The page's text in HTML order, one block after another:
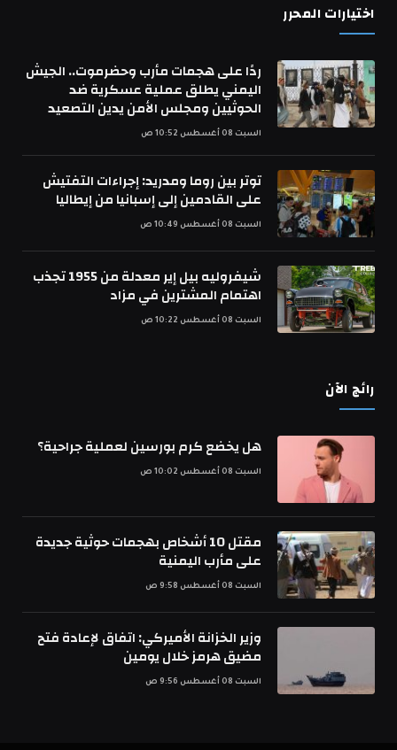
اختيارات المحرر
ردًا على هجمات مأرب وحضرموت.. الجيش
اليمني يطلق عملية عسكرية ضد
الحوثيين ومجلس الأمن يدين التصعيد
السبت 08 أغسطس 10:52 ص
توتر بين روما ومدريد: إجراءات التفتيش
على القادمين إلى إسبانيا من إيطاليا
السبت 08 أغسطس 10:49 ص
شيفروليه بيل إير معدلة من 1955 تجذب
اهتمام المشترين في مزاد
السبت 08 أغسطس 10:22 ص
رائج الآن
هل يخضع كرم بورسين لعملية جراحية؟
السبت 08 أغسطس 10:02 ص
مقتل 10 أشخاص بهجمات حوثية جديدة
على مأرب اليمنية
السبت 08 أغسطس 9:58 ص
وزير الخزانة الأميركي: اتفاق لإعادة فتح
مضيق هرمز خلال يومين
السبت 08 أغسطس 9:56 ص